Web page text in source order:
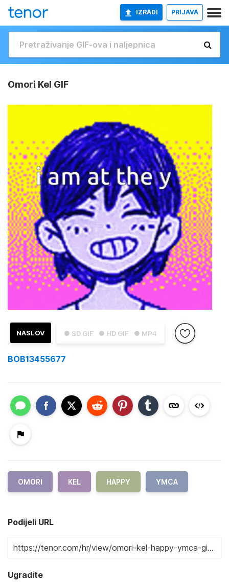
IZRADI PRIJAVA
Omori Kel GIF
● SD GIF ● HD GIF ● MP4
NASLOV
BOB13455677
OMORI KEL HAPPY YMCA
Podijeli URL
Ugradite